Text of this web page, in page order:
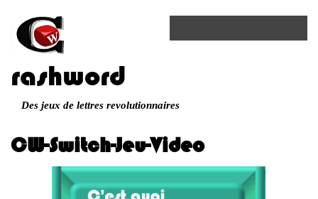
rashword
Des jeux de lettres revolutionnaires
CW-Switch-Jeu-Video